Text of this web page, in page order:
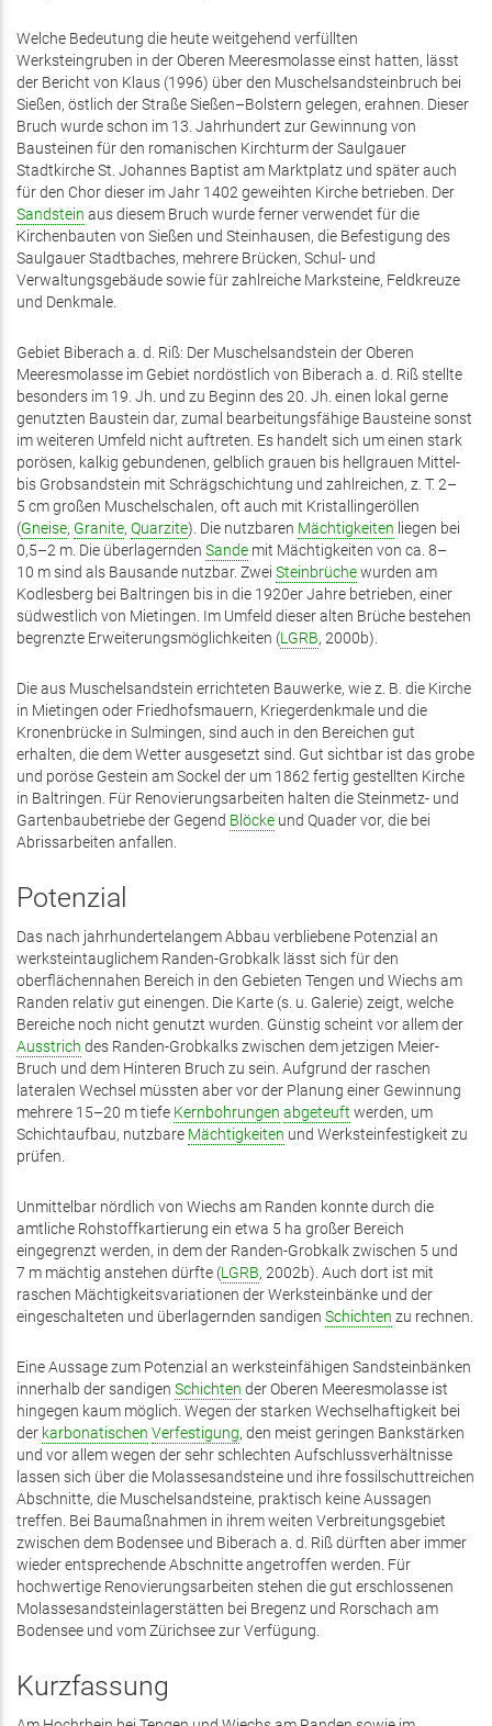
Welche Bedeutung die heute weitgehend verfüllten
Werksteingruben in der Oberen Meeresmolasse einst hatten, lässt
der Bericht von Klaus (1996) über den Muschelsandsteinbruch bei
Sießen, östlich der Straße Sießen–Bolstern gelegen, erahnen. Dieser
Bruch ­wurde schon im 13. Jahrhundert zur Gewinnung von
Bausteinen für den romanischen Kirchturm der Saulgauer
Stadtkirche St. Johannes Baptist am Marktplatz und später auch
für den Chor dieser im Jahr 1402 geweihten Kirche betrieben. Der
Sandstein aus diesem Bruch wurde ferner verwendet für die
Kirchenbauten von Sießen und Steinhausen, die Befestigung des
Saulgauer Stadtbaches, mehrere Brücken, Schul- und
Verwaltungsgebäude sowie für zahlreiche Marksteine, Feldkreuze
und Denkmale.
Gebiet Biberach a. d. Riß: Der Muschelsandstein der Oberen
Meeresmolasse im Gebiet nordöstlich von Biberach a. d. Riß stellte
besonders im 19. Jh. und zu Beginn des 20. Jh. einen lokal gerne
genutzten Baustein dar, zumal bearbeitungsfähige Bausteine sonst
im weiteren Umfeld nicht auftreten. Es handelt sich um einen stark
porösen, kalkig gebundenen, gelblich grauen bis hellgrauen Mittel-
bis Grobsandstein mit Schrägschichtung und zahlreichen, z. T. 2–
5 cm großen Muschelschalen, oft auch mit Kristallingeröllen
(Gneise, Granite, Quarzite). Die nutzbaren Mächtigkeiten liegen bei
0,5–2 m. Die überlagernden Sande mit Mächtigkeiten von ca. 8–
10 m sind als Bausande nutzbar. Zwei Steinbrüchewurden am
Kodlesberg bei Baltringen bis in die 1920er Jahre betrieben, einer
südwestlich von Mietingen. Im Umfeld dieser alten Brüche bestehen
begrenzte Erweiterungsmöglichkeiten (LGRB, 2000b).
Die aus Muschelsandstein errichteten Bauwerke, wie z. B. die Kirche
in Mietingen oder Friedhofsmauern, Kriegerdenkmale und die
Kronenbrücke in Sulmingen, sind auch in den Bereichen gut
erhalten, die dem Wetter ausgesetzt sind. Gut sichtbar ist das grobe
und poröse Gestein am Sockel der um 1862 fertig gestellten Kirche
in Baltringen. Für Renovierungsarbeiten halten die Steinmetz- und
Gartenbaubetriebe der Gegend Blöcke und Quader vor, die bei
Abrissarbeiten anfallen.
Potenzial
Das nach jahrhundertelangem Abbau verbliebene Potenzial an
werksteintauglichem Randen-Grobkalk lässt sich für den
oberflächennahen Bereich in den Gebieten Tengen und Wiechs am
Randen relativ gut einengen. Die Karte (s. u. Galerie) zeigt, welche
Bereiche noch nicht genutzt wurden. Günstig scheint vor allem der
Ausstrich des Randen-Grobkalks zwischen dem jetzigen Meier-
Bruch und dem Hinteren Bruch zu sein. Aufgrund der raschen
lateralen Wechsel müssten aber vor der Planung einer Gewinnung
mehrere 15–20 m tiefe Kernbohrungen abgeteuft werden, um
Schichtaufbau, nutzbare Mächtigkeiten und Werksteinfestigkeit zu
prüfen.
Unmittelbar nördlich von Wiechs am Randen konnte durch die
amtliche Rohstoffkartierung ein etwa 5 ha großer Bereich
eingegrenzt werden, in dem der Randen-Grobkalk zwischen 5 und
7 m mächtig anstehen dürfte (LGRB, 2002b). Auch dort ist mit
raschen Mächtigkeitsvariationen der Werksteinbänke und der
eingeschalteten und überlagernden sandigen Schichten zu rechnen.
Eine Aussage zum Potenzial an werksteinfähigen Sandsteinbänken
innerhalb der sandigen Schichten der Oberen Meeresmolasse ist
hingegen kaum möglich. Wegen der starken Wechselhaftigkeit bei
der karbonatischen Verfestigung, den meist geringen Bankstärken
und vor allem wegen der sehr schlechten Aufschlussverhältnisse
lassen sich über die Molassesandsteine und ihre fossilschuttreichen
Abschnitte, die Muschelsandsteine, praktisch keine Aussagen
treffen. Bei Baumaßnahmen in ihrem weiten Verbreitungsgebiet
zwischen dem Bodensee und Biberach a. d. Riß dürften aber immer
wieder entsprechende Abschnitte angetroffen werden. Für
hochwertige Renovierungsarbeiten stehen die gut erschlossenen
Molassesandsteinlagerstätten bei Bregenz und Rorschach am
Bodensee und vom Zürichsee zur Verfügung.
Kurzfassung